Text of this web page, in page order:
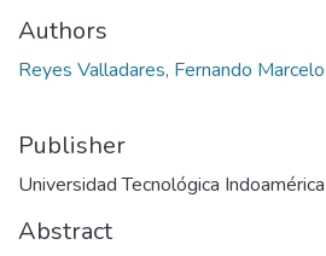
Authors
Reyes Valladares, Fernando Marcelo
Publisher
Universidad Tecnológica Indoamérica
Abstract